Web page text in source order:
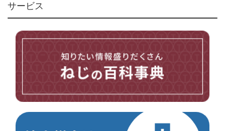
アンカー・プラグ
ユニファイねじ
その他ねじ
サービス